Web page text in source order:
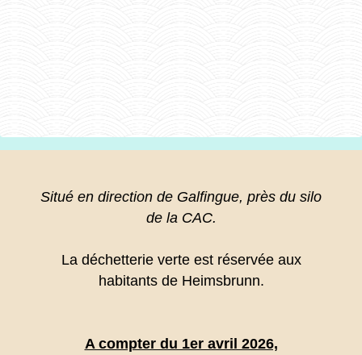
Situé en direction de Galfingue, près du silo
de la CAC.
La déchetterie verte est réservée aux
habitants de Heimsbrunn.
A compter du 1er avril 2026,